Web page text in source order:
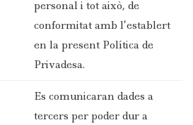
personal i tot això, de
conformitat amb l’establert
en la present Política de
Privadesa.
Es comunicaran dades a
tercers per poder dur a